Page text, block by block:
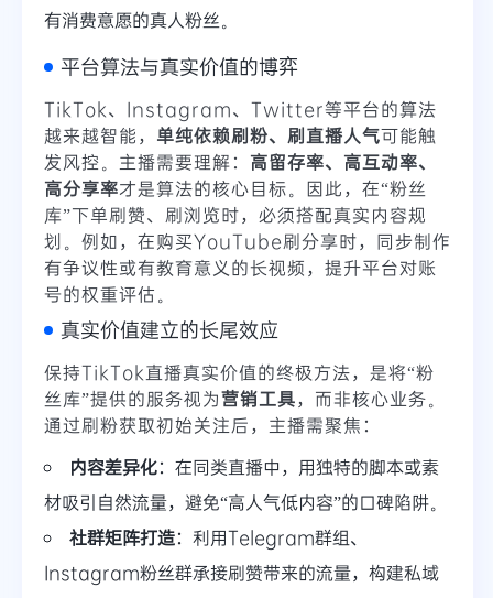
有消费意愿的真人粉丝。
平台算法与真实价值的博弈
TikTok、Instagram、Twitter等平台的算法
越来越智能， 单纯依赖刷粉、刷直播人气可能触
发风控。主播需要理解： 高留存率、高互动率、
高分享率才是算法的核心目标。因此，在“粉丝
库”下单刷赞、刷浏览时，必须搭配真实内容规
划。例如，在购买YouTube刷分享时，同步制作
有争议性或有教育意义的长视频，提升平台对账
号的权重评估。
真实价值建立的长尾效应
保持TikTok直播真实价值的终极方法，是将“粉
丝库”提供的服务视为营销工具，而非核心业务。
通过刷粉获取初始关注后，主播需聚焦：
内容差异化：在同类直播中，用独特的脚本或素
材吸引自然流量，避免“高人气低内容”的口碑陷阱。
社群矩阵打造：利用Telegram群组、
Instagram粉丝群承接刷赞带来的流量，构建私域